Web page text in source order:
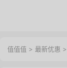
值值值 > 最新优惠 >